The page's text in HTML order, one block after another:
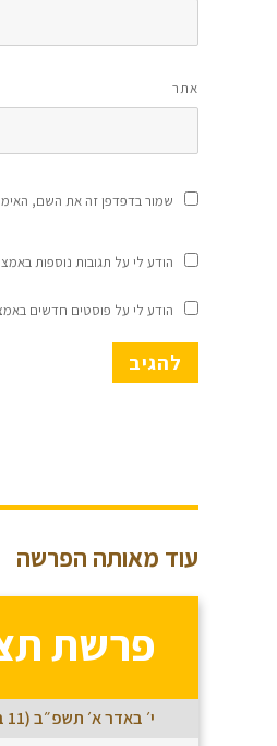
אתר
שמור בדפדפן זה את השם,
הודע לי על תגובות נוספות
הודע לי על פוסטים חדשים
עוד מאותה הפרשה
פרשת
י׳ באדר א׳ תשפ״ב (11 בפברואר 2022)